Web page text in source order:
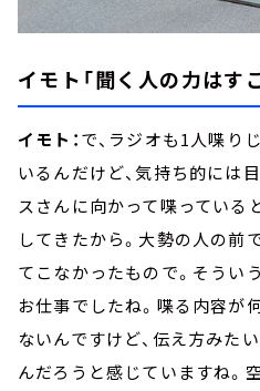
イモト「聞く人の力はすご
イモト：で、ラジオも1人喋り
いるんだけど、気持ち的には
スさんに向かって喋っている
してきたから。大勢の人の前
てこなかったもので。そうい
お仕事でしたね。喋る内容が
ないんですけど、伝え方みた
んだろうと感じていますね。